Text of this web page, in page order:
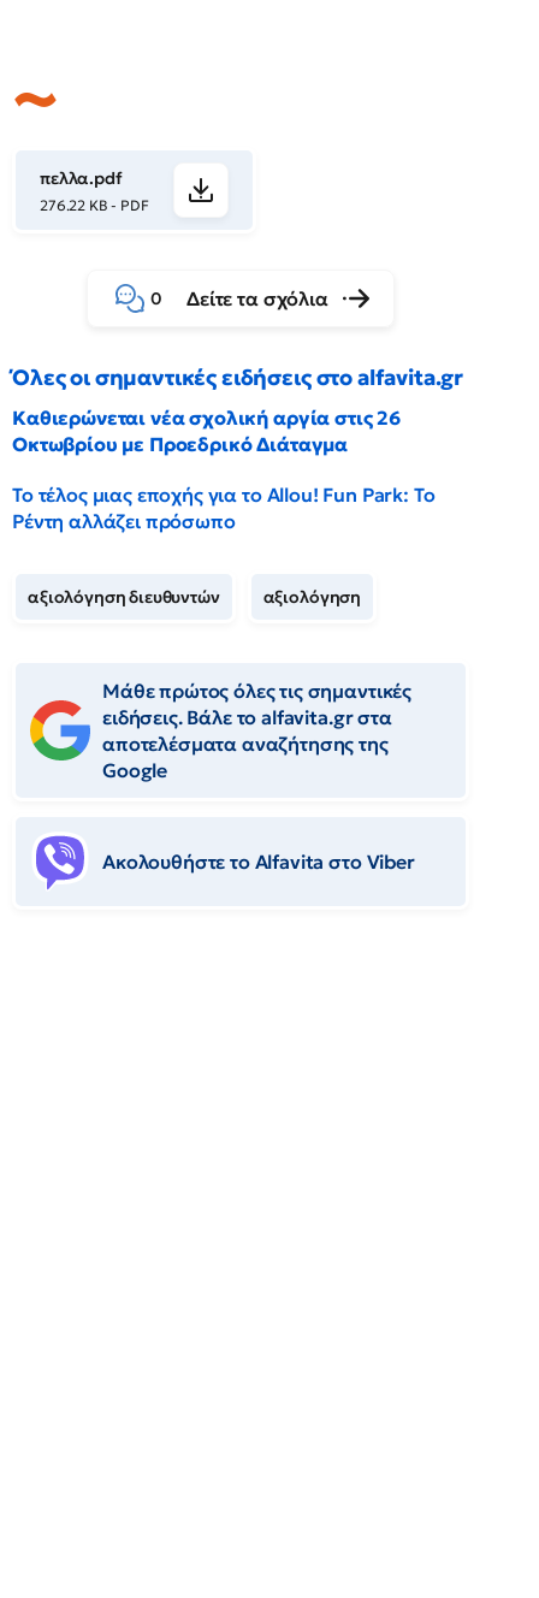
πελλα.pdf
276.22 KB - PDF
0 Δείτε τα σχόλια
Όλες οι σημαντικές ειδήσεις στο alfavita.gr
Καθιερώνεται νέα σχολική αργία στις 26
Οκτωβρίου με Προεδρικό Διάταγμα
Το τέλος μιας εποχής για το Allou! Fun Park: Το
Ρέντη αλλάζει πρόσωπο
αξιολόγηση διευθυντών αξιολόγηση
Μάθε πρώτος όλες τις σημαντικές
ειδήσεις. Βάλε το alfavita.gr στα
αποτελέσματα αναζήτησης της
Google
Ακολουθήστε το Αlfavita στο Viber